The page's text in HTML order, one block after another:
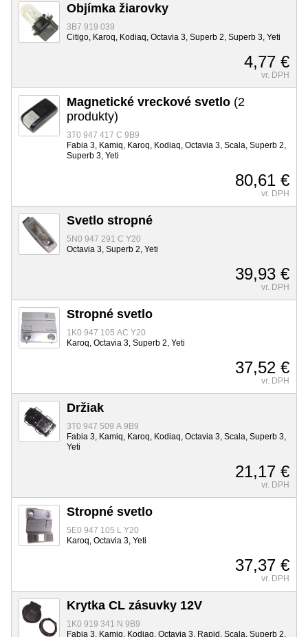
Objímka žiarovky
3B7 919 039
Citigo, Karoq, Kodiaq, Octavia 3, Superb 2, Superb 3, Yeti
4,77 €
vr. DPH
Magnetické vreckové svetlo (2
produkty)
3T0 947 417 C 9B9
Fabia 3, Kamiq, Karoq, Kodiaq, Octavia 3, Scala, Superb 2,
Superb 3, Yeti
80,61 €
vr. DPH
Svetlo stropné
5N0 947 291 C Y20
Octavia 3, Superb 2, Yeti
39,93 €
vr. DPH
Stropné svetlo
1K0 947 105 AC Y20
Karoq, Octavia 3, Superb 2, Yeti
37,52 €
vr. DPH
Držiak
3T0 947 509 A 9B9
Fabia 3, Kamiq, Karoq, Kodiaq, Octavia 3, Scala, Superb 3,
Yeti
21,17 €
vr. DPH
Stropné svetlo
5E0 947 105 L Y20
Karoq, Octavia 3, Yeti
37,37 €
vr. DPH
Krytka CL zásuvky 12V
1K0 919 341 N 9B9
Fabia 3, Kamiq, Kodiaq, Octavia 3, Rapid, Scala, Superb 2,